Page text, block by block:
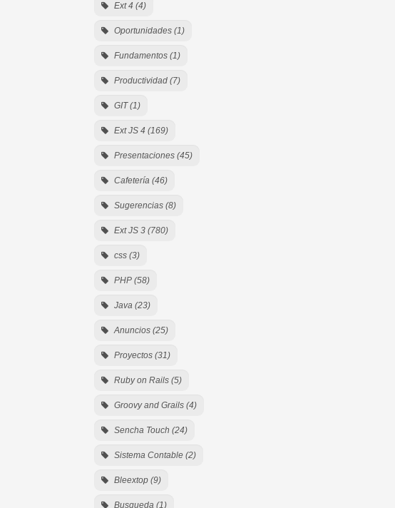
Ext 4 (4)
Oportunidades (1)
Fundamentos (1)
Productividad (7)
GIT (1)
Ext JS 4 (169)
Presentaciones (45)
Cafetería (46)
Sugerencias (8)
Ext JS 3 (780)
css (3)
PHP (58)
Java (23)
Anuncios (25)
Proyectos (31)
Ruby on Rails (5)
Groovy and Grails (4)
Sencha Touch (24)
Sistema Contable (2)
Bleextop (9)
Busqueda (1)